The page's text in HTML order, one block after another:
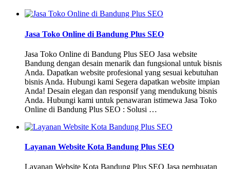
Jasa Toko Online di Bandung Plus SEO
Jasa Toko Online di Bandung Plus SEO Jasa website
Bandung dengan desain menarik dan fungsional untuk bisnis
Anda. Dapatkan website profesional yang sesuai kebutuhan
bisnis Anda. Hubungi kami Segera dapatkan website impian
Anda! Desain elegan dan responsif yang mendukung bisnis
Anda. Hubungi kami untuk penawaran istimewa Jasa Toko
Online di Bandung Plus SEO : Solusi …
Layanan Website Kota Bandung Plus SEO
Layanan Website Kota Bandung Plus SEO Jasa pembuatan